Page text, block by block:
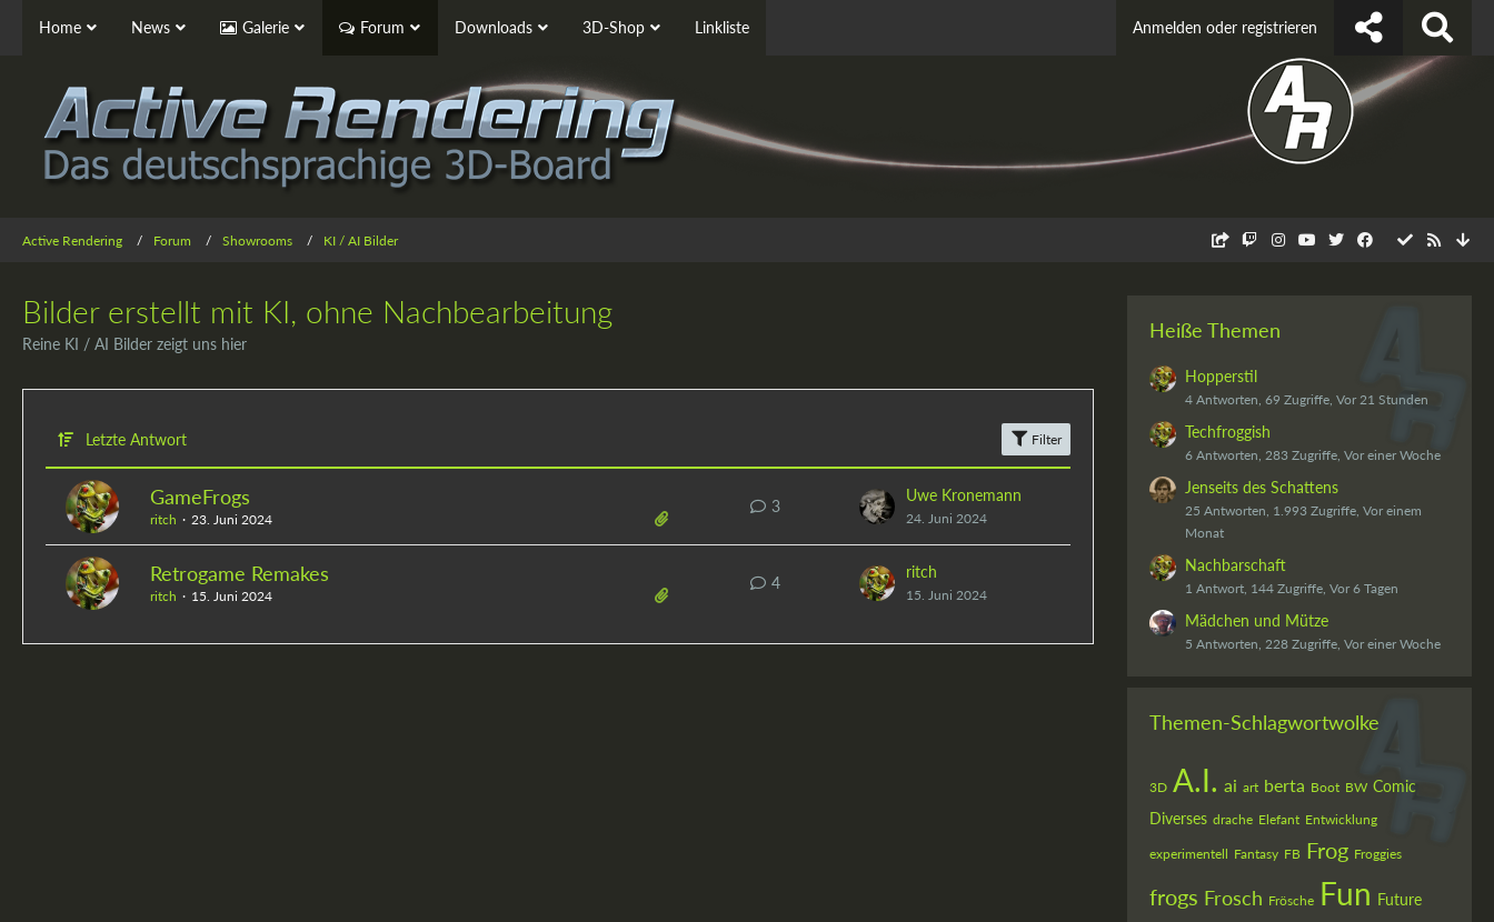
Home News Galerie Forum Downloads 3D-Shop Linkliste Anmelden oder registrieren
Active Rendering Forum Showrooms KI / AI Bilder
Bilder erstellt mit KI, ohne Nachbearbeitung
Reine KI / AI Bilder zeigt uns hier
Letzte Antwort Filter
GameFrogs
ritch 23. Juni 2024
3
Uwe Kronemann
24. Juni 2024
Retrogame Remakes
ritch 15. Juni 2024
4
ritch
15. Juni 2024
Heiße Themen
Hopperstil
4 Antworten, 69 Zugriffe, Vor 21 Stunden
Techfroggish
6 Antworten, 283 Zugriffe, Vor einer Woche
Jenseits des Schattens
25 Antworten, 1.993 Zugriffe, Vor einem
Monat
Nachbarschaft
1 Antwort, 144 Zugriffe, Vor 6 Tagen
Mädchen und Mütze
5 Antworten, 228 Zugriffe, Vor einer Woche
Themen-Schlagwortwolke
3D A.I. ai art berta Boot BW Comic
Diverses drache Elefant Entwicklung
experimentell Fantasy FB Frog Froggies
frogs Frosch Frösche Fun Future